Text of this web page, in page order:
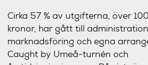
Cirka 57 % av utgifterna, över
kronor, har gått till administration,
marknadsföring och egna
Caught by Umeå-turnén och